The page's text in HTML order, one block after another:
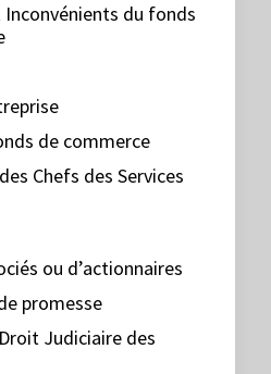
du fonds
de commerce
Chefs des Services
ou d’actionnaires
promesse
Judiciaire des